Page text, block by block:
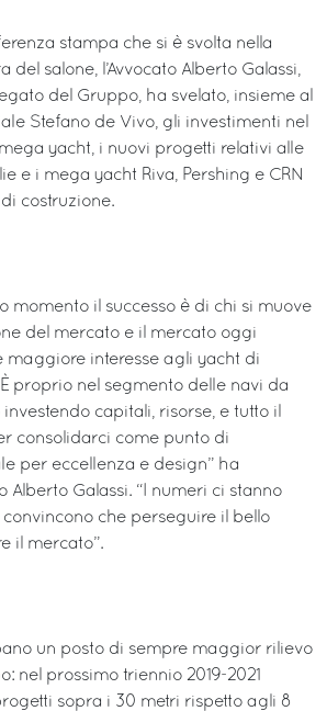
stampa che si è svolta nella
del salone, l’Avvocato Alberto Galassi,
del Gruppo, ha svelato, insieme al
Stefano de Vivo, gli investimenti nel
yacht, i nuovi progetti relativi alle
e i mega yacht Riva, Pershing e CRN
costruzione.
momento il successo è di chi si muove
del mercato e il mercato oggi
maggiore interesse agli yacht di
proprio nel segmento delle navi da
capitali, risorse, e tutto il
consolidarci come punto di
per eccellenza e design” ha
Alberto Galassi. “I numeri ci stanno
che perseguire il bello
il mercato”.
un posto di sempre maggior rilievo
nel prossimo triennio 2019-2021
sopra i 30 metri rispetto agli 8